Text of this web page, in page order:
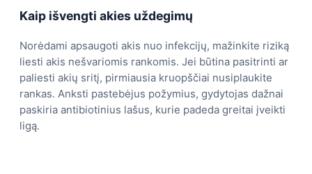
Kaip išvengti akies uždegimų
Norėdami apsaugoti akis nuo infekcijų, mažinkite riziką
liesti akis nešvariomis rankomis. Jei būtina pasitrinti ar
paliesti akių sritį, pirmiausia kruopščiai nusiplaukite
rankas. Anksti pastebėjus požymius, gydytojas dažnai
paskiria antibiotinius lašus, kurie padeda greitai įveikti
ligą.